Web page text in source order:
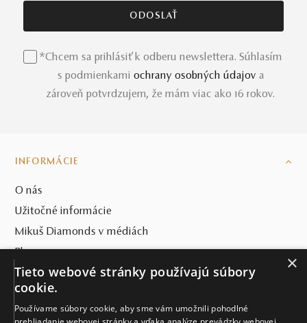
*Chcem sa prihlásiť k odberu newslettera. Súhlasím
s podmienkami ochrany osobných údajov a
zároveň potvrdzujem, že mám viac ako 16 rokov.
INFORMÁCIE
O nás
Užitočné informácie
Mikuš Diamonds v médiách
Blog
SVET MIKUŠ DIAMONDS
VŠETKO O NÁKUPE
×
Tieto webové stránky používajú súbory
cookie.
Používame súbory cookie, aby sme vám umožnili pohodlné